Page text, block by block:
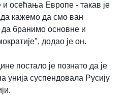
осећања Европе - такав је
кажемо да смо ван
бранимо основне и
додао је он.
постало је познато да је
унија суспендовала Русију